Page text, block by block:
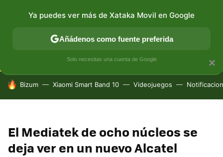
CONECTIVIDAD MÓVIL Y SOCIEDAD APLICACIONES
HOY SE HABLA DE
Bizum Xiaomi Smart Band 10 Videojuegos
El Mediatek de ocho núcleos se
deja ver en un nuevo Alcatel
×
Ya puedes ver más de Xataka Movil en Google
Añádenos como fuente preferida
Solo necesitas una cuenta de Google